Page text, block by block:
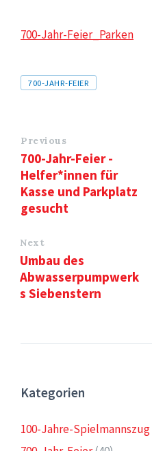
700-Jahr-Feier_Parken
Tags
700-JAHR-FEIER
Previous
700-Jahr-Feier -
Helfer*innen für
Kasse und Parkplatz
gesucht
Next
Umbau des
Abwasserpumpwerk
s Siebenstern
Kategorien
100-Jahre-Spielmannszug